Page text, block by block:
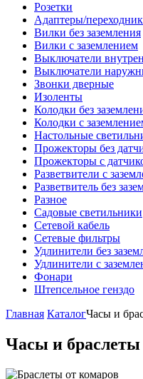
Розетки
Адаптеры/
Вилки без заземления
Вилки с заземлением
Выключатели
Выключатели
Звонки дверные
Изоленты
Колодки без
Колодки с
Настольные
Прожекторы без
Прожекторы с
Разветвители с
Разветвитель без
Разное
Садовые светильники
Сетевой кабель
Сетевые фильтры
Удлинители без
Удлинители с
Фонари
Штепсельное генздо
Главная КаталогЧасы и
Часы и браслеты